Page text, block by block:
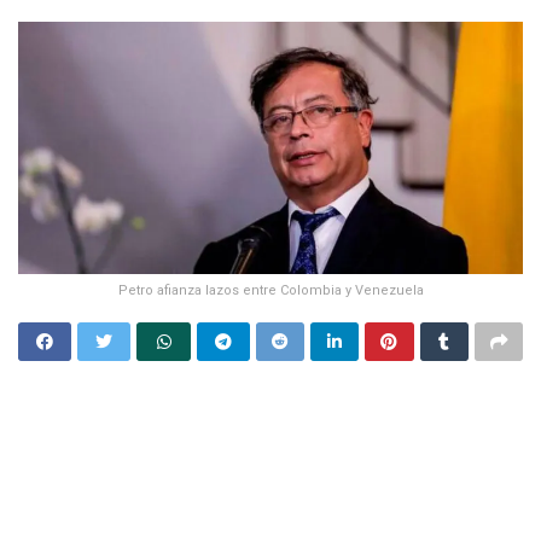
Petro afianza lazos entre Colombia y Venezuela